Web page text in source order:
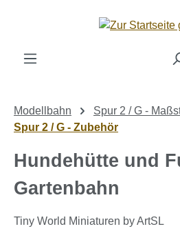
Zum Hauptinhalt springen
Modellbahn
Spur 2 / G -
Spur 2 / G - Zubehör
Hundehütte und
Gartenbahn
Tiny World Miniaturen by ArtSL